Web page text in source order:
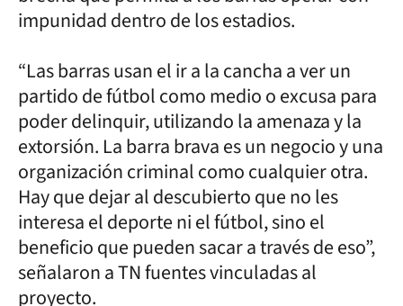
impunidad dentro de los estadios.
“Las barras usan el ir a la cancha a ver un
partido de fútbol como medio o excusa para
poder delinquir, utilizando la amenaza y la
extorsión. La barra brava es un negocio y una
organización criminal como cualquier otra.
Hay que dejar al descubierto que no les
interesa el deporte ni el fútbol, sino el
beneficio que pueden sacar a través de eso”,
señalaron a TN fuentes vinculadas al
proyecto.